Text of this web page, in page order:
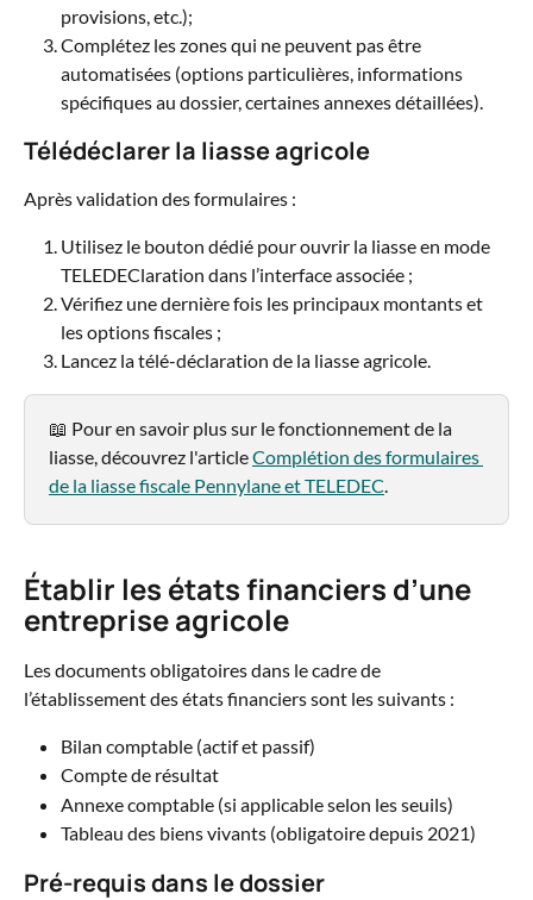
provisions, etc.);
Complétez les zones qui ne peuvent pas être
automatisées (options particulières, informations
spécifiques au dossier, certaines annexes détaillées).
Télédéclarer la liasse agricole
Après validation des formulaires :
Utilisez le bouton dédié pour ouvrir la liasse en mode
TELEDEClaration dans l’interface associée ;
Vérifiez une dernière fois les principaux montants et
les options fiscales ;
Lancez la télé-déclaration de la liasse agricole.
📖 Pour en savoir plus sur le fonctionnement de la
liasse, découvrez l'article Complétion des formulaires
de la liasse fiscale Pennylane et TELEDEC.
Établir les états financiers d’une
entreprise agricole
Les documents obligatoires dans le cadre de
l’établissement des états financiers sont les suivants :
Bilan comptable (actif et passif)
Compte de résultat
Annexe comptable (si applicable selon les seuils)
Tableau des biens vivants (obligatoire depuis 2021)
Pré‑requis dans le dossier